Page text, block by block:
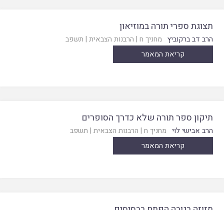
תצוגת ספרי תורה במוזיאון
הרב דב ברקוביץ מחניך ח | הרבנות הצבאית | תשפב
קריאת המאמר
תיקון ספר תורה שלא כדרך הסופרים
הרב אבישי לוי מחניך ח | הרבנות הצבאית | תשפב
קריאת המאמר